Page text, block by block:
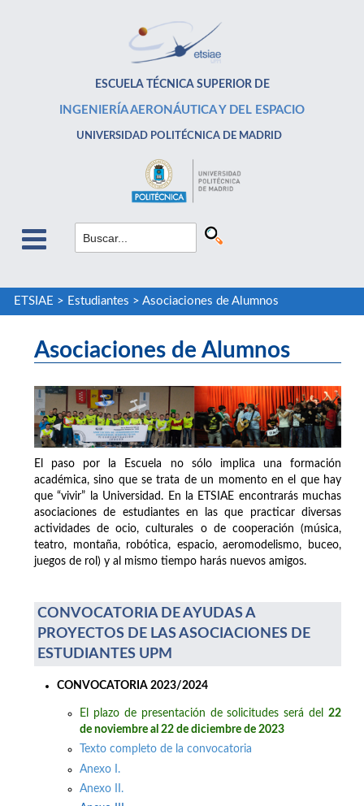
ESCUELA TÉCNICA SUPERIOR DE
INGENIERÍA AERONÁUTICA Y DEL ESPACIO
UNIVERSIDAD POLITÉCNICA DE MADRID
ETSIAE > Estudiantes > Asociaciones de Alumnos
Asociaciones de Alumnos
El paso por la Escuela no sólo implica una formación
académica, sino que se trata de un momento en el que hay
que “vivir” la Universidad. En la ETSIAE encontrarás muchas
asociaciones de estudiantes en las que practicar diversas
actividades de ocio, culturales o de cooperación (música,
teatro, montaña, robótica, espacio, aeromodelismo, buceo,
juegos de rol) y al mismo tiempo harás nuevos amigos.
CONVOCATORIA DE AYUDAS A
PROYECTOS DE LAS ASOCIACIONES DE
ESTUDIANTES UPM
CONVOCATORIA 2023/2024
El plazo de presentación de solicitudes será del 22
de noviembre al 22 de diciembre de 2023
Texto completo de la convocatoria
Anexo I.
Anexo II.